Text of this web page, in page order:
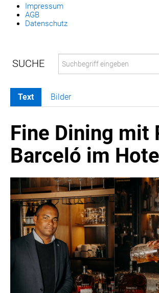
Impressum
AGB
Datenschutz
MELDUNGEN
COCA-COLA
COCA-COLA HBC ÖSTERREICH
Nemiroff
Padre Azul
The Famous Grouse
Ron Barceló
Costa Coffee
Glendalough
Caffè Vergnano
Naked Malt
Text Bilder
Fine Dining mit
Barceló im